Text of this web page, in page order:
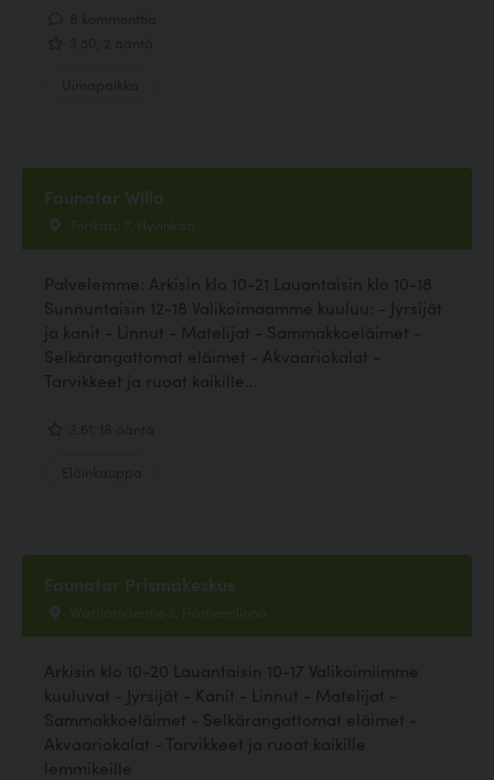
Faunatar Willa
Torikatu 7, Hyvinkää
Palvelemme: Arkisin klo 10-21 Lauantaisin klo 10-18
Sunnuntaisin 12-18 Valikoimaamme kuuluu: - Jyrsijät
ja kanit - Linnut - Matelijat - Sammakkoeläimet -
Selkärangattomat eläimet - Akvaariokalat -
Tarvikkeet ja ruoat kaikille...
Faunatar Prismakeskus
Wartiamäentie 2, Hämeenlinna
Arkisin klo 10-20 Lauantaisin 10-17 Valikoimiimme
kuuluvat - Jyrsijät - Kanit - Linnut - Matelijat -
Sammakkoeläimet - Selkärangattomat eläimet -
Akvaariokalat - Tarvikkeet ja ruoat kaikille
lemmikeille